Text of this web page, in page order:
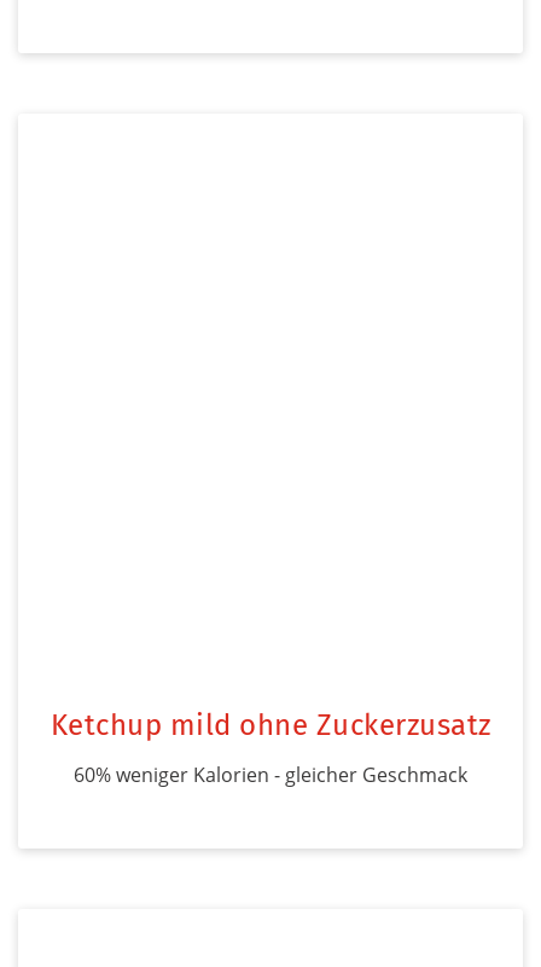
Ketchup mild ohne Zuckerzusatz
60% weniger Kalorien - gleicher Geschmack